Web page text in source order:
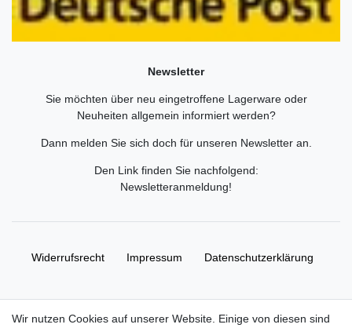
Newsletter
Sie möchten über neu eingetroffene Lagerware oder
Neuheiten allgemein informiert werden?
Dann melden Sie sich doch für unseren Newsletter an.
Den Link finden Sie nachfolgend:
Newsletteranmeldung!
Widerrufs­recht Impressum Daten­schutz­erklärung
Wir nutzen Cookies auf unserer Website. Einige von diesen sind